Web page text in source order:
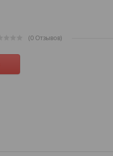
(0 Отзывов)